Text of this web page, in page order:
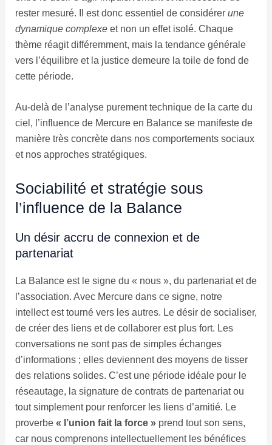
rester mesuré. Il est donc essentiel de considérer une
dynamique complexeet non un effet isolé. Chaque
thème réagit différemment, mais la tendance générale
vers l’équilibre et la justice demeure la toile de fond de
cette période.
Au-delà de l’analyse purement technique de la carte du
ciel, l’influence de Mercure en Balance se manifeste de
manière très concrète dans nos comportements sociaux
et nos approches stratégiques.
Sociabilité et stratégie sous
l’influence de la Balance
Un désir accru de connexion et de
partenariat
La Balance est le signe du « nous », du partenariat et de
l’association. Avec Mercure dans ce signe, notre
intellect est tourné vers les autres. Le désir de socialiser,
de créer des liens et de collaborer est plus fort. Les
conversations ne sont pas de simples échanges
d’informations ; elles deviennent des moyens de tisser
des relations solides. C’est une période idéale pour le
réseautage, la signature de contrats de partenariat ou
tout simplement pour renforcer les liens d’amitié. Le
proverbe « l’union fait la force »prend tout son sens,
car nous comprenons intellectuellement les bénéfices